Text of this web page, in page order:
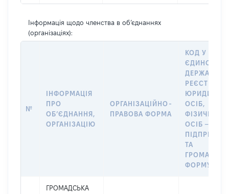
Інформація щодо членства в об’єднаннях
(організаціях):
№
ІНФОРМАЦІЯ
ПРО
ОБʼЄДНАННЯ,
ОРГАНІЗАЦІЮ
ОРГАНІЗАЦІЙНО-
ПРАВОВА ФОРМА
КОД У
ЄДИНОМУ
РЕЄСТРІ
ОСІБ,
ФІЗИЧНИХ
ОСІБ –
ТА
ГРОМАДСЬКА